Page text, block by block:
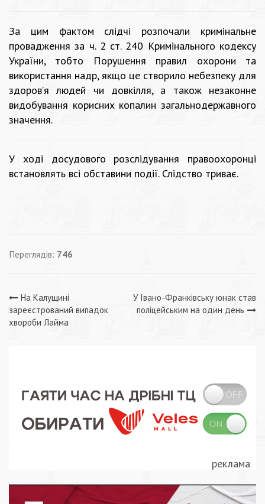
За цим фактом слідчі розпочали кримінальне
провадження за ч. 2 ст. 240 Кримінального кодексу
України, тобто Порушення правил охорони та
використання надр, якщо це створило небезпеку для
здоров’я людей чи довкілля, а також незаконне
видобування корисних копалин загальнодержавного
значення.
У ході досудового розслідування правоохоронці
встановлять всі обставини події. Слідство триває.
Переглядів: 746
Навігація
записів
На Калущині
зареєстрований випадок
хвороби Лайма
У Івано-Франківську юнак став
поліцейським на один день